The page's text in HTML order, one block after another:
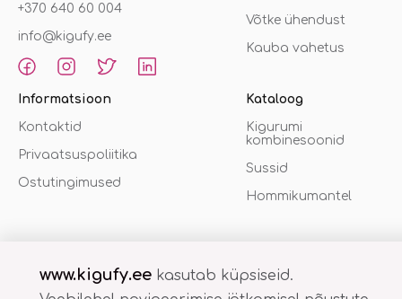
+370 640 60 004
info@kigufy.ee
Võtke ühendust
Kauba vahetus
Informatsioon
Kontaktid
Privaatsuspoliitika
Ostutingimused
Kataloog
Kigurumi
kombinesoonid
Sussid
Hommikumantel
www.kigufy.ee kasutab küpsiseid.